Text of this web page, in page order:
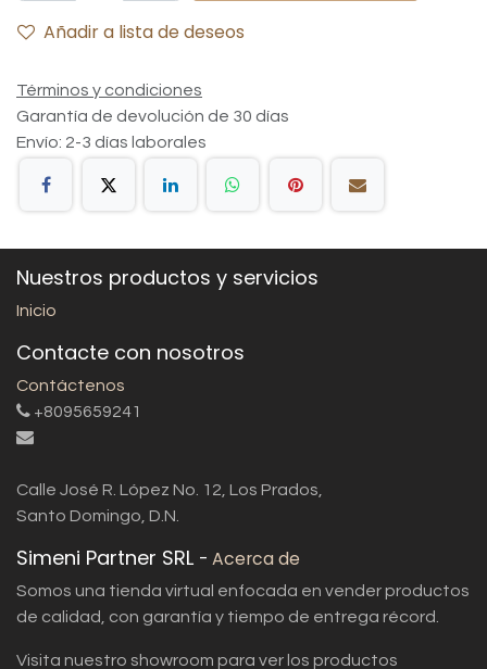
Añadir a lista de deseos
Términos y condiciones
Garantía de devolución de 30 días
Envío: 2-3 días laborales
Nuestros productos y servicios
Inicio
Contacte con nosotros
Contáctenos
+8095659241
Calle José R. López No. 12, Los Prados,
Santo Domingo, D.N.
Simeni Partner SRL - Acerca de
Somos una tienda virtual enfocada en vender productos
de calidad, con garantía y tiempo de entrega récord.
Visita nuestro showroom para ver los productos